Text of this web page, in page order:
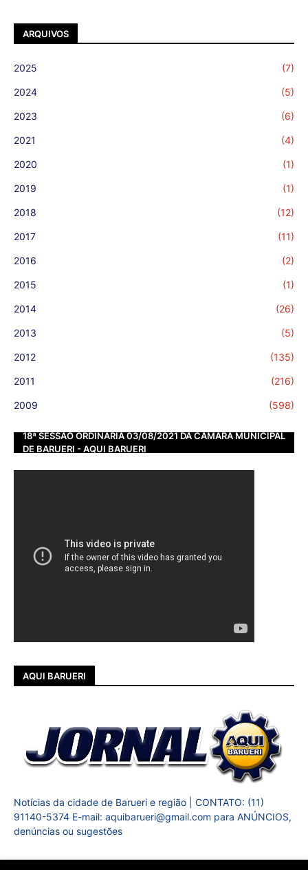
ARQUIVOS
2025 (7)
2024 (5)
2023 (6)
2021 (4)
2020 (1)
2019 (1)
2018 (12)
2017 (11)
2016 (2)
2015 (1)
2014 (26)
2013 (5)
2012 (135)
2011 (216)
2009 (598)
18ª SESSÃO ORDINÁRIA 03/08/2021 DA CÂMARA MUNICIPAL
DE BARUERI - AQUI BARUERI
AQUI BARUERI
Notícias da cidade de Barueri e região | CONTATO: (11)
91140-5374 E-mail: aquibarueri@gmail.com para ANÚNCIOS,
denúncias ou sugestões